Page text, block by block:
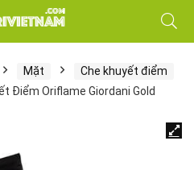
Mặt
Che khuyết điểm
Điểm Oriflame Giordani Gold